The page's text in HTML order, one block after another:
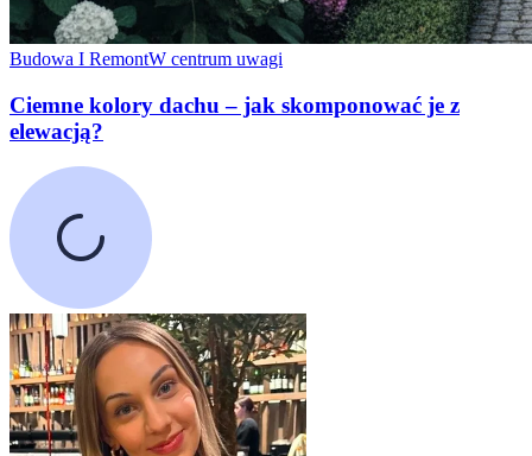
Budowa I RemontW centrum uwagi
Ciemne kolory dachu – jak skomponować je z
elewacją?